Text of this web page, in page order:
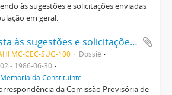
às sugestões e solicitações enviadas
em geral.
Resposta às sugestões e solicitações enviadas pela população em geral
MC-CEC-SUG-100
Dossiê
- 1986-06-30
Memória da Constituinte
da Comissão Provisória de